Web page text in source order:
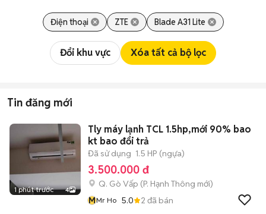
Điện thoại ZTE Blade A31 Lite
Đổi khu vực Xóa tất cả bộ lọc
Tin đăng mới
1 phút trước 4
Tly máy lạnh TCL 1.5hp,mới 90% bao
kt bao đổi trả
Đã sử dụng 1.5 HP (ngựa)
3.500.000 đ
Q. Gò Vấp (P. Hạnh Thông mới)
MMr Ho 5.0 2 đã bán